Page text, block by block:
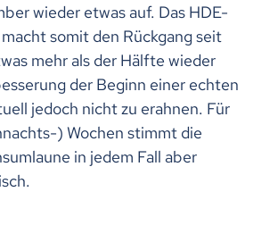
wieder etwas auf. Das HDE-
somit den Rückgang seit
mehr als der Hälfte wieder
der Beginn einer echten
jedoch nicht zu erahnen. Für
) Wochen stimmt die
in jedem Fall aber